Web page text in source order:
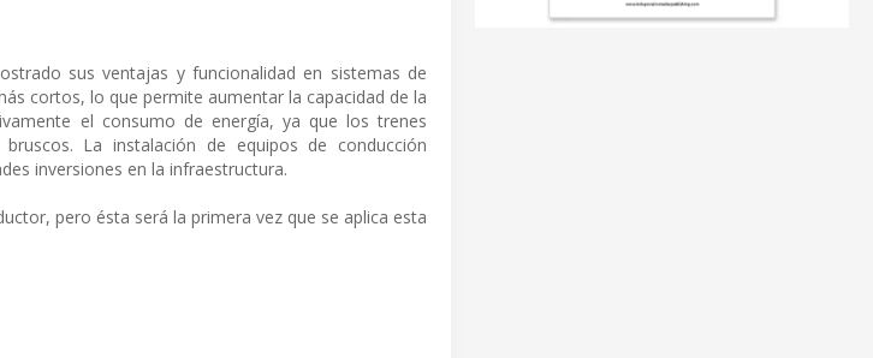
sus ventajas y funcionalidad en sistemas de
cortos, lo que permite aumentar la capacidad de la
el consumo de energía, ya que los trenes
La instalación de equipos de conducción
inversiones en la infraestructura.
pero ésta será la primera vez que se aplica esta